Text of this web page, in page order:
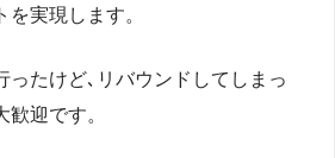
実現します。
ったけど､リバウンドしてしまっ
迎です。